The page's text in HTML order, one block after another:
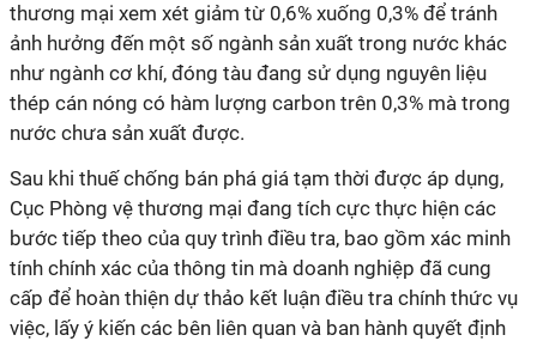
thương mại xem xét giảm từ 0,6% xuống 0,3% để tránh
ảnh hưởng đến một số ngành sản xuất trong nước khác
như ngành cơ khí, đóng tàu đang sử dụng nguyên liệu
thép cán nóng có hàm lượng carbon trên 0,3% mà trong
nước chưa sản xuất được.
Sau khi thuế chống bán phá giá tạm thời được áp dụng,
Cục Phòng vệ thương mại đang tích cực thực hiện các
bước tiếp theo của quy trình điều tra, bao gồm xác minh
tính chính xác của thông tin mà doanh nghiệp đã cung
cấp để hoàn thiện dự thảo kết luận điều tra chính thức vụ
việc, lấy ý kiến các bên liên quan và ban hành quyết định